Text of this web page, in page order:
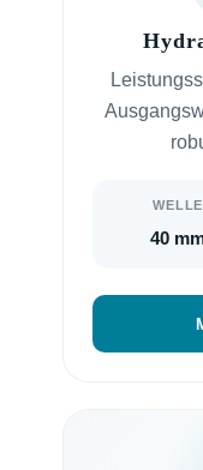
WELLE
40